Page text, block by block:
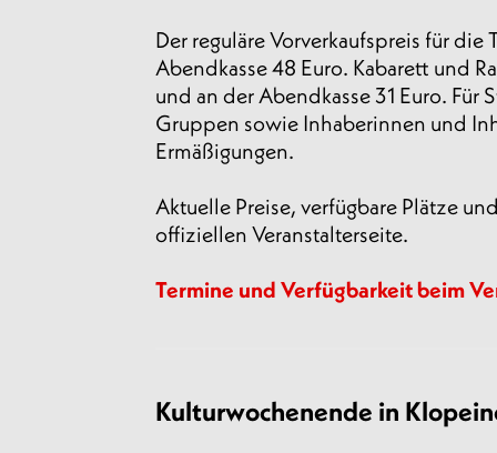
Der reguläre Vorverkaufspreis für
Abendkasse 48 Euro. Kabarett und
und an der Abendkasse 31 Euro.
Gruppen sowie Inhaberinnen und
Ermäßigungen.
Aktuelle Preise, verfügbare Plätze
offiziellen Veranstalterseite.
Termine und Verfügbarkeit beim
Kulturwochenende in